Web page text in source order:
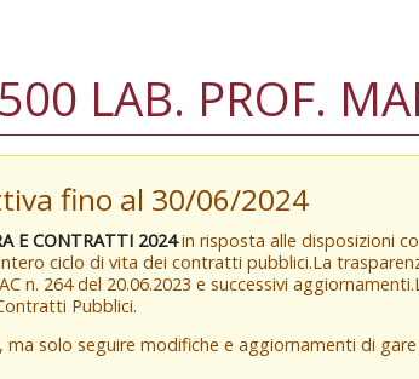
LAB. PROF.
fino al 30/06/2024
E CONTRATTI 2024in risposta alle disposizioni
ciclo di vita dei contratti pubblici.La
n. 264 del 20.06.2023 e successivi
Pubblici.
solo seguire modifiche e aggiornamenti di